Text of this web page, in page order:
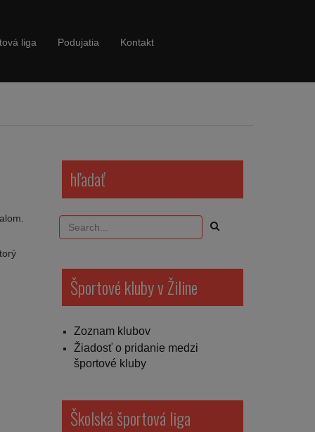
liga Podujatia Kontakt
hľadať
Športové kluby v Žiline
Zoznam klubov
Žiadosť o pridanie medzi
športové kluby
Školská športová liga